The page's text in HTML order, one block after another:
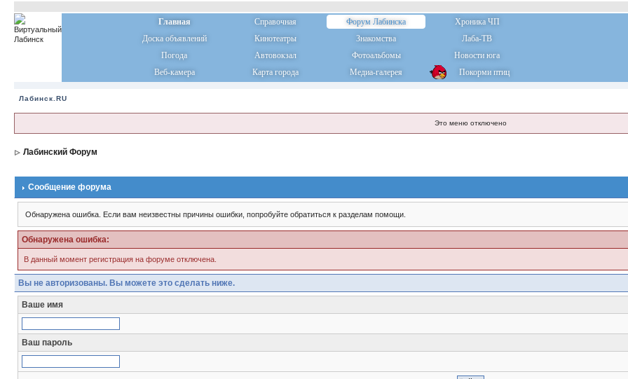
Главная Справочная Форум Лабинска
Хроника ЧП
Доска объявлений
Кинотеатры Знакомства
Лаба-ТВ
Погода
Автовокзал Фотоальбомы
Новости юга
Веб-камера
Карта города Медиа-галерея Покорми птиц
Лабинск.RU
Это меню отключено
Лабинский Форум
Сообщение форума
Обнаружена ошибка. Если вам неизвестны причины ошибки, попробуйте обратиться к разделам помощи.
Обнаружена ошибка:
В данный момент регистрация на форуме отключена.
Вы не авторизованы. Вы можете это сделать ниже.
Ваше имя
Ваш пароль